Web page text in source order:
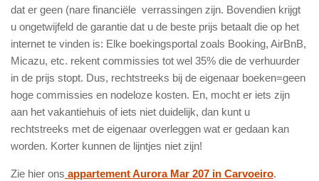
dat er geen (nare financiële verrassingen zijn. Bovendien krijgt
u ongetwijfeld de garantie dat u de beste prijs betaalt die op het
internet te vinden is: Elke boekingsportal zoals Booking, AirBnB,
Micazu, etc. rekent commissies tot wel 35% die de verhuurder
in de prijs stopt. Dus, rechtstreeks bij de eigenaar boeken=geen
hoge commissies en nodeloze kosten. En, mocht er iets zijn
aan het vakantiehuis of iets niet duidelijk, dan kunt u
rechtstreeks met de eigenaar overleggen wat er gedaan kan
worden. Korter kunnen de lijntjes niet zijn!
Zie hier ons appartement Aurora Mar 207 in Carvoeiro.